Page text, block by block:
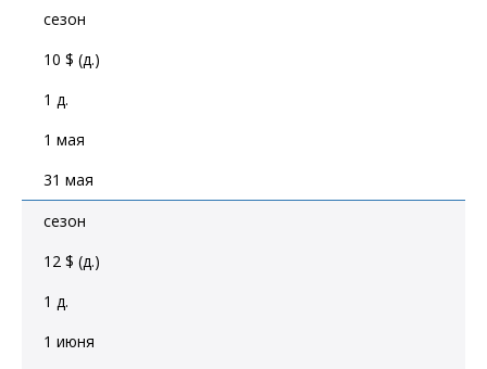
сезон
10 $ (д.)
1 д.
1 мая
31 мая
сезон
12 $ (д.)
1 д.
1 июня